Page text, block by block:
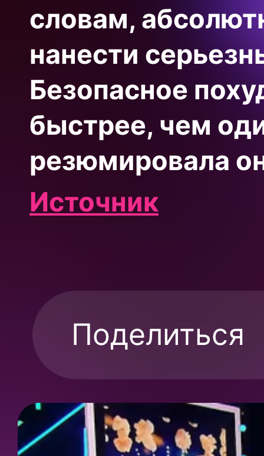
словам,
нанести
Безопасное
быстрее, чем
резюмировала
Источник
Поделиться